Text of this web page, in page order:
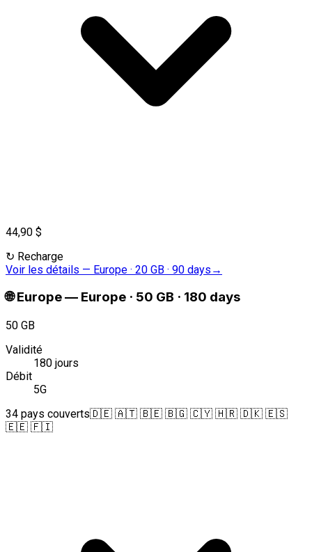
44,90 $
↻ Recharge
Voir les détails — Europe · 20 GB · 90 days →
🌐 Europe— Europe · 50 GB · 180 days
50 GB
Validité
180 jours
Débit
5G
34 pays couverts🇩🇪 🇦🇹 🇧🇪 🇧🇬 🇨🇾 🇭🇷 🇩🇰 🇪🇸
🇪🇪 🇫🇮